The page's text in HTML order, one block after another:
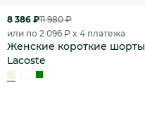
8 386 ₽11 980 ₽
или по 2 096 ₽ x 4 платежа
Женские короткие шорты
Lacoste